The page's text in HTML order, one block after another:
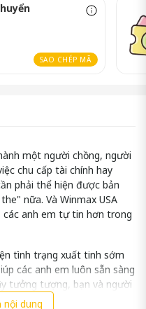
SAO CHÉP MÃ
một người chồng, người
chu cấp tài chính hay
phải thể hiện được bản
nữa. Và Winmax USA
các anh em tự tin hơn trong
tình trạng xuất tinh sớm
các anh em luôn sẵn sàng
tưởng tượng, bạn và người
khoảnh khắc tuyệt vời
nội dung